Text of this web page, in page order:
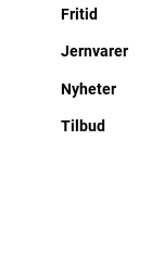
Fritid
Jernvarer
Nyheter
Tilbud